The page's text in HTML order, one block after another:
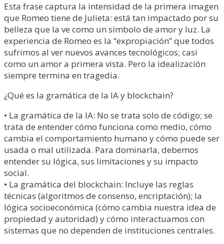
Esta frase captura la intensidad de la primera imagen
que Romeo tiene de Julieta: está tan impactado por su
belleza que la ve como un símbolo de amor y luz. La
experiencia de Romeo es la “expropiación” que todos
sufrimos al ver nuevos avances tecnológicos; casi
como un amor a primera vista. Pero la idealización
siempre termina en tragedia.
¿Qué es la gramática de la IA y blockchain?
• La gramática de la IA: No se trata solo de código; se
trata de entender cómo funciona como medio, cómo
cambia el comportamiento humano y cómo puede ser
usada o mal utilizada. Para dominarla, debemos
entender su lógica, sus limitaciones y su impacto
social.
• La gramática del blockchain: Incluye las reglas
técnicas (algoritmos de consenso, encriptación); la
lógica socioeconómica (cómo cambia nuestra idea de
propiedad y autoridad) y cómo interactuamos con
sistemas que no dependen de instituciones centrales.